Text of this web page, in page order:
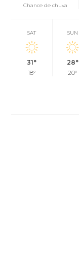
Chance de chuva
SAT
31°
18°
SUN
28°
20°